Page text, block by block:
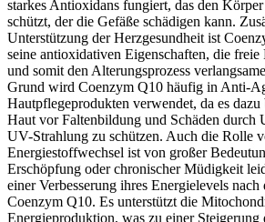
starkes Antioxidans fungiert, das den
schützt, der die Gefäße schädigen kann.
Unterstützung der Herzgesundheit ist
seine antioxidativen Eigenschaften, die freie
und somit den Alterungsprozess
Grund wird Coenzym Q10 häufig in Anti-
Hautpflegeprodukten verwendet, da es
Haut vor Faltenbildung und Schäden durch
UV-Strahlung zu schützen. Auch die Rolle
Energiestoffwechsel ist von großer
Erschöpfung oder chronischer Müdigkeit
einer Verbesserung ihres Energielevels
Coenzym Q10. Es unterstützt die
Energieproduktion, was zu einer Steigerung